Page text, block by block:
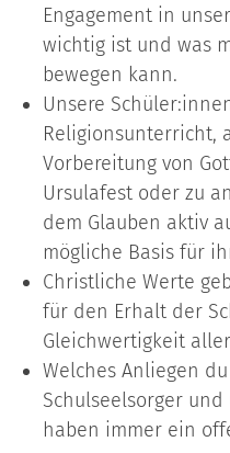
Engagement in
wichtig ist und was
bewegen kann.
Unsere
Religionsunterricht,
Vorbereitung von
Ursulafest oder zu
dem Glauben aktiv
mögliche Basis für
Christliche Werte
für den Erhalt der
Gleichwertigkeit
Welches Anliegen
Schulseelsorger
haben immer ein